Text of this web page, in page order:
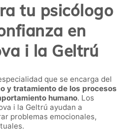
tu psicólogo
en
i la Geltrú
que se encarga del
y tratamiento de los procesos
humano. Los
i la Geltrú ayudan a
problemas emocionales,